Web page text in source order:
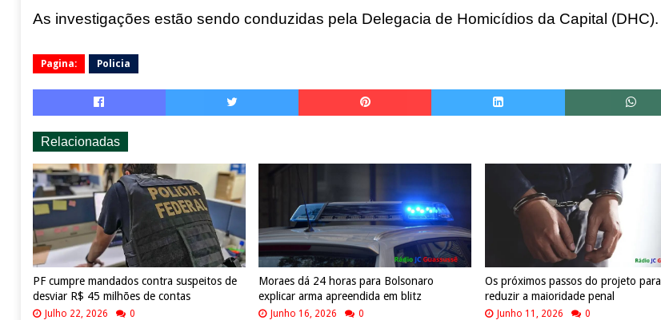
As investigações estão sendo conduzidas pela Delegacia de Homicídios da Capital (DHC).
Pagina: Policia
Relacionadas
PF cumpre mandados contra suspeitos de
desviar R$ 45 milhões de contas
Julho 22, 2026 0
Moraes dá 24 horas para Bolsonaro
explicar arma apreendida em blitz
Junho 16, 2026 0
Os próximos passos do projeto para
reduzir a maioridade penal
Junho 11, 2026 0